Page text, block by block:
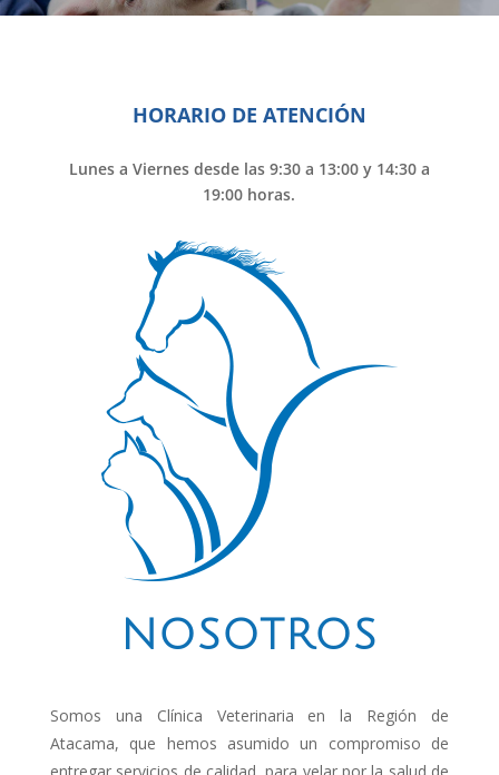
HORARIO DE ATENCIÓN
Lunes a Viernes desde las 9:30 a 13:00 y 14:30 a
19:00 horas.
NOSOTROS
Somos una Clínica Veterinaria en la Región de
Atacama, que hemos asumido un compromiso de